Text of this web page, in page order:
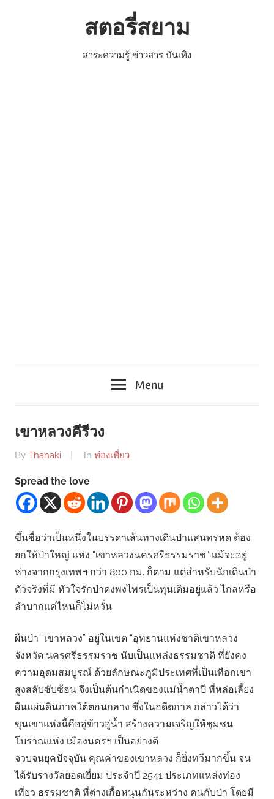
สตอรี่สยาม
สาระความรู้ ข่าวสาร บันเทิง
Menu
เขาหลวงคีรีวง
By Thanaki In ท่องเที่ยว
Spread the love
ขึ้นชื่อว่าเป็นหนึ่งในบรรดาเส้นทางเดินป่าแสนทรหด ต้อง
ยกให้ป่าใหญ่ แห่ง “เขาหลวงนครศรีธรรมราช” แม้จะอยู่
ห่างจากกรุงเทพฯ กว่า 800 กม. ก็ตาม แต่สําหรับนักเดินป่า
ตัวจริงที่มี หัวใจรักป่าดงพงไพรเป็นทุนเดิมอยู่แล้ว ไกลหรือ
ลําบากแค่ไหนก็ไม่หวั่น
ผืนป่า “เขาหลวง” อยู่ในเขต “อุทยานแห่งชาติเขาหลวง
จังหวัด นครศรีธรรมราช นับเป็นแหล่งธรรมชาติ ที่ยังคง
ความอุดมสมบูรณ์ ด้วยลักษณะภูมิประเทศที่เป็นเทือกเขา
สูงสลับซับซ้อน จึงเป็นต้นกําเนิดของแม่น้ำตาปี ที่หล่อเลี้ยง
ผืนแผ่นดินภาคใต้ตอนกลาง ซึ่งในอดีตกาล กล่าวได้ว่า
ขุนเขาแห่งนี้คืออู่ข้าวอู่น้ำ สร้างความเจริญให้ชุมชน
โบราณแห่ง เมืองนครฯ เป็นอย่างดี
จวบจนยุคปัจจุบัน คุณค่าของเขาหลวง ก็ยิ่งทวีมากขึ้น จน
ได้รับรางวัลยอดเยี่ยม ประจําปี 2541 ประเภทแหล่งท่อง
เที่ยว ธรรมชาติ ที่ต่างเกื้อหนุนกันระหว่าง คนกับป่า โดยมี